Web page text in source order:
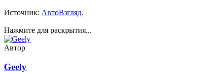
Источник: АвтоВзгляд.
Нажмите для раскрытия...
Автор
Geely